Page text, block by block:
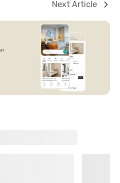
Next Article